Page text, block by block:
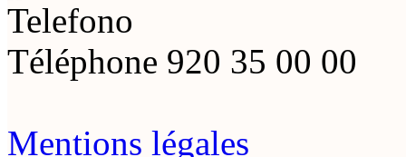
Téléphone 920 35 00 00
Mentions légales